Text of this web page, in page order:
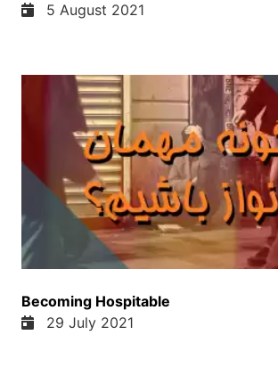
5 August 2021
Becoming Hospitable
29 July 2021